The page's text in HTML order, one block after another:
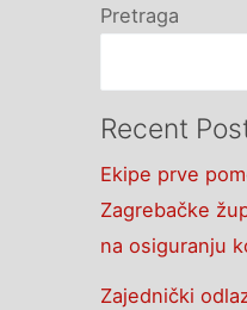
Pretraga
Recent
Ekipe prve
Zagrebačke
na osiguranju
Zajednički